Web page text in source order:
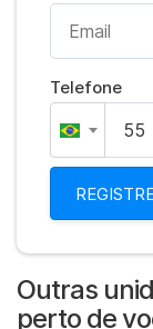
Telefone
Outras
perto de